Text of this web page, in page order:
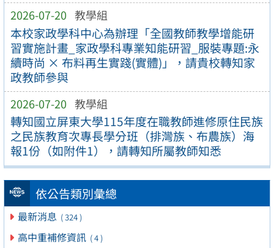
2026-07-20 教學組
本校家政學科中心為辦理「全國教師教學增能研
習實施計畫_家政學科專業知能研習_服裝專題:永
續時尚 × 布料再生實踐(實體)」，請貴校轉知家
政教師參與
2026-07-20 教學組
轉知國立屏東大學115年度在職教師進修原住民族
之民族教育次專長學分班（排灣族、布農族）海
報1份（如附件1），請轉知所屬教師知悉
依公告類別彙總
最新消息 ( 324 )
高中重補修資訊 ( 4 )